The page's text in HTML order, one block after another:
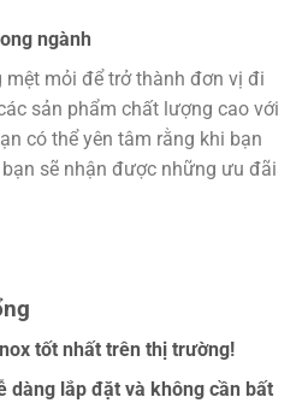
ngành
mệt mỏi để trở thành đơn vị đi
sản phẩm chất lượng cao với
có thể yên tâm rằng khi bạn
sẽ nhận được những ưu đãi
tốt nhất trên thị trường!
dàng lắp đặt và không cần bất